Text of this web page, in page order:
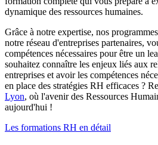
dynamique des ressources humaines.
Grâce à notre expertise, nos
notre réseau d'entreprises partenaires,
compétences nécessaires pour être un
souhaitez connaître les enjeux liés aux
entreprises et avoir les compétences
en place des stratégies RH efficaces ?
Lyon, où l'avenir des Ressources
aujourd'hui !
Les formations RH en détail